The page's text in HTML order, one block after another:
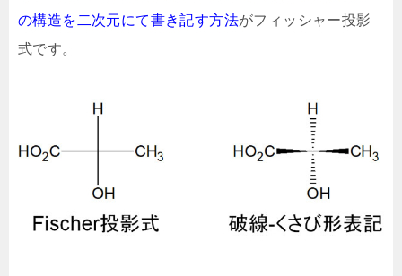
の構造を二次元にて書き記す方法がフィッシャー投影
式です。